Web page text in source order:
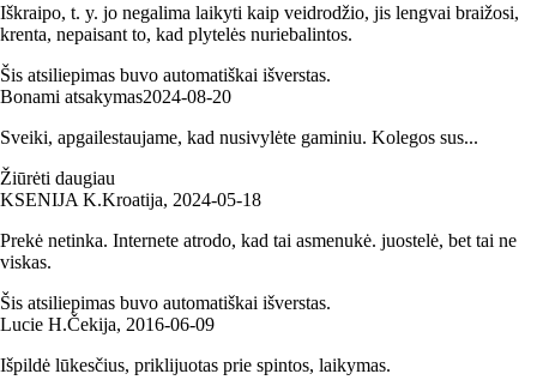
Iškraipo, t. y. jo negalima laikyti kaip veidrodžio, jis lengvai braižosi,
krenta, nepaisant to, kad plytelės nuriebalintos.
Šis atsiliepimas buvo automatiškai išverstas.
Bonami atsakymas2024‑08‑20
Sveiki, apgailestaujame, kad nusivylėte gaminiu. Kolegos sus...
Žiūrėti daugiau
KSENIJA K.Kroatija, 2024‑05‑18
Prekė netinka. Internete atrodo, kad tai asmenukė. juostelė, bet tai ne
viskas.
Šis atsiliepimas buvo automatiškai išverstas.
Lucie H.Čekija, 2016‑06‑09
Išpildė lūkesčius, priklijuotas prie spintos, laikymas.